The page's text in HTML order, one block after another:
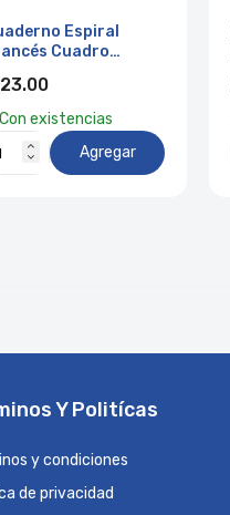
Espiral
Cuadro
Con existencias
Agregar
Y Politícas
y condiciones
de privacidad